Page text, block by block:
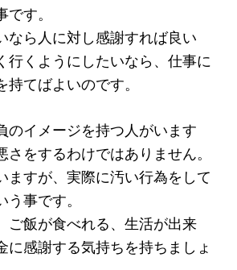
す。
なら人に対し感謝すれば良い
行くようにしたいなら、仕事に
てばよいのです。
のイメージを持つ人がいます
さをするわけではありません。
ますが、実際に汚い行為をして
事です。
ご飯が食べれる、生活が出来
に感謝する気持ちを持ちましょ